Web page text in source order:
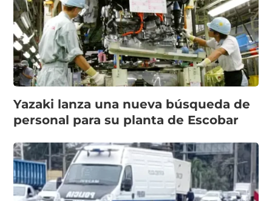
Yazaki lanza una nueva búsqueda de
personal para su planta de Escobar